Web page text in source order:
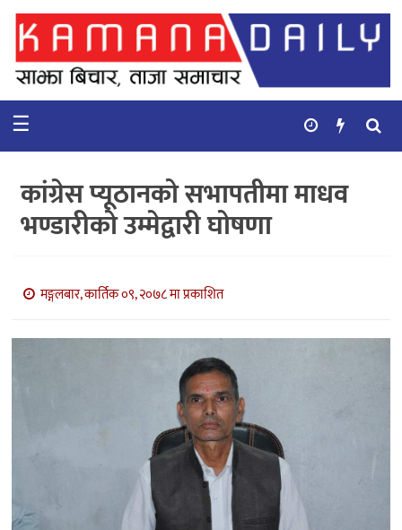
गृहपृष्ठ
समाचार
कुटनिती
कुराकानी
बाणिज्य
भिडियो
☰
कांग्रेस प्यूठानको सभापतीमा माधव
भण्डारीको उम्मेद्वारी घोषणा
मङ्गलबार, कार्तिक ०९, २०७८ मा प्रकाशित